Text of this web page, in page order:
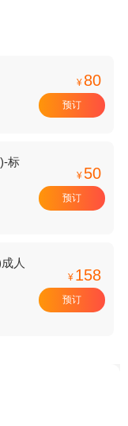
¥ 80
预订
标
¥ 50
预订
人
¥ 158
预订